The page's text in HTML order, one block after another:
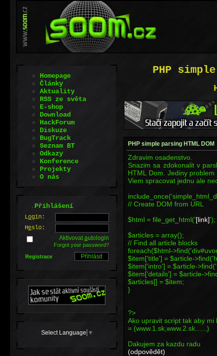
PHP
PHP simple parsing HTML DOM
Zdravim osadenstvo.
Snazim sa zdokonalit v
HTML Dom. Jediny
Viem spracovat jednu ale
// Create DOM from URL
$html = file_get_html('[link]');
$articles = array();
// Find all article blocks
foreach($html-
$item['title'] = $article-
$item['intro'] = $article-
$item['details'] = $article-
$articles[] = $item;
}
?>
Ako upravit script tak aby
= (www.1.sk,www.2.sk......)
Dakujem za kazdu radu
(odpovědět)
Homepage
Články
Aktuality
RSS ze světa
E-shop
Download
HackForum
Diskuze
BugTrack
Seznam BT
Odkazy
Konference
Projekty
O nás
.Přihlášení
Login:
Heslo:
Aktivovatautologin
Forgot your password?
Registrace
Select Language ▼